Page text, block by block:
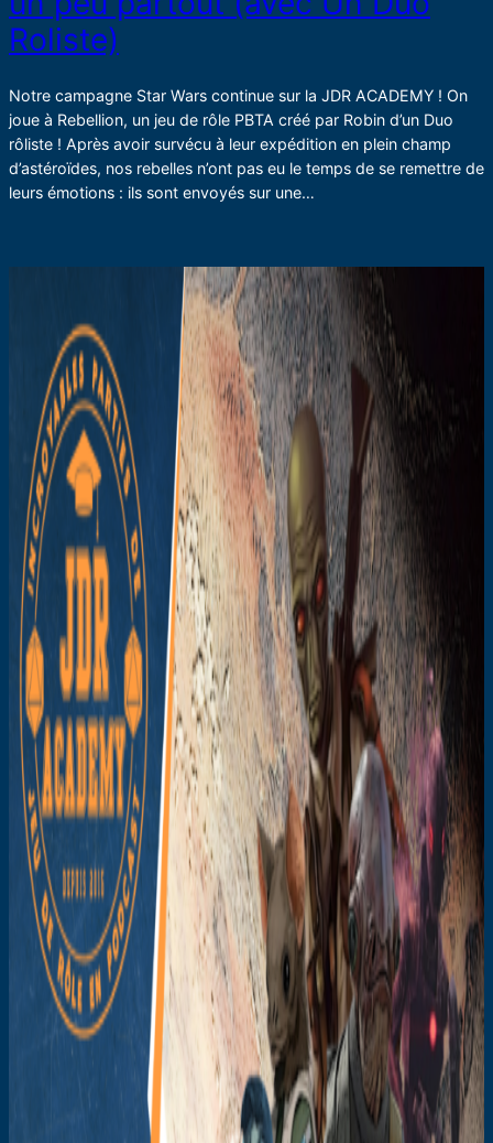
Roliste)
Notre campagne Star Wars continue sur la JDR ACADEMY ! On
joue à Rebellion, un jeu de rôle PBTA créé par Robin d’un Duo
rôliste ! Après avoir survécu à leur expédition en plein champ
d’astéroïdes, nos rebelles n’ont pas eu le temps de se remettre de
leurs émotions : ils sont envoyés sur une…